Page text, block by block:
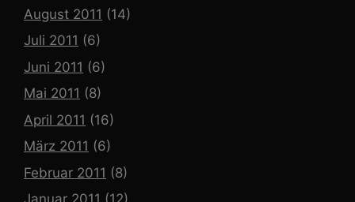
August 2011 (14)
Juli 2011 (6)
Juni 2011 (6)
Mai 2011 (8)
April 2011 (16)
März 2011 (6)
Februar 2011 (8)